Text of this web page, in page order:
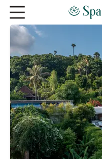
Andare al contenuto